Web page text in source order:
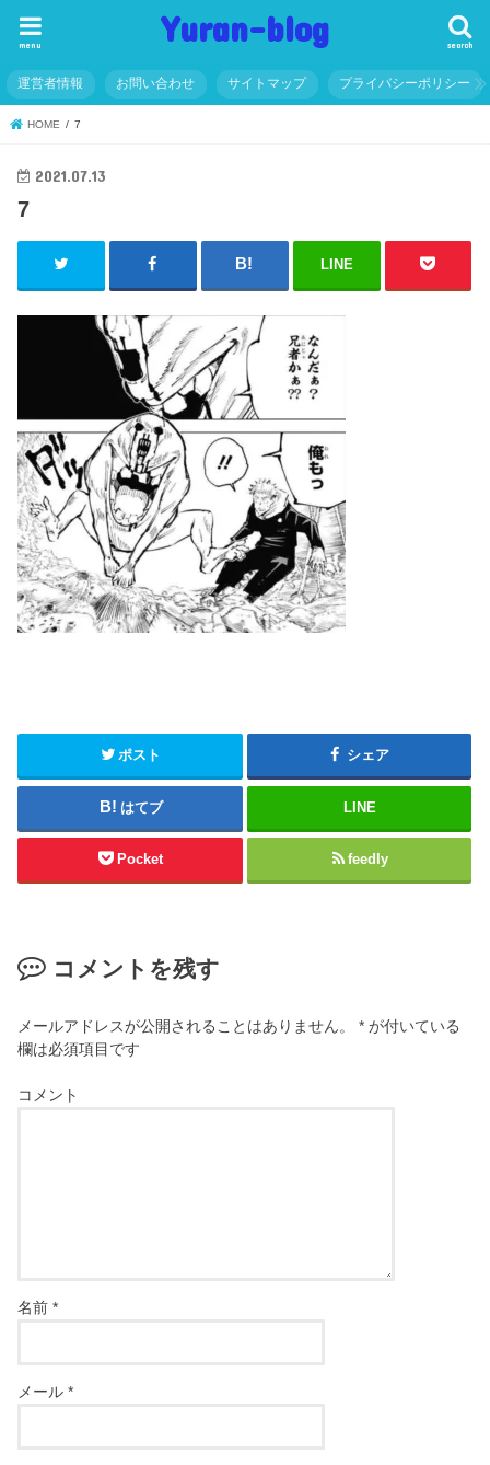
Yuran-blog search
menu
運営者情報 お問い合わせ サイトマップ プライバシーポリシー
HOME 7
2021.07.13
7
LINE
ポスト シェア
はてブ LINE
Pocket feedly
コメントを残す
メールアドレスが公開されることはありません。 * が付いている
欄は必須項目です
コメント
名前*
メール*